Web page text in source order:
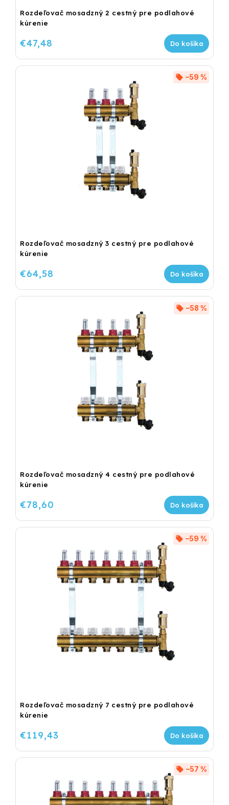
Rozdeľovač mosadzný 2 cestný pre podlahové
kúrenie
€47,48 Do košíka
Rozdeľovač mosadzný 3 cestný pre podlahové
kúrenie
–59 %
€64,58 Do košíka
Rozdeľovač mosadzný 4 cestný pre podlahové
kúrenie
–58 %
€78,60 Do košíka
Rozdeľovač mosadzný 7 cestný pre podlahové
kúrenie
–59 %
€119,43 Do košíka
–57 %